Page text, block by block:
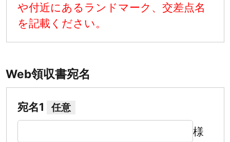
や付近にあるランドマーク、交差点名
を記載ください。
Web領収書宛名
宛名1 任意
様